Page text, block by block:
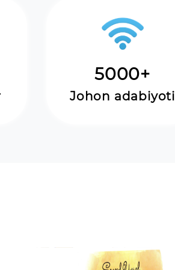
5000+
Johon adabiyoti